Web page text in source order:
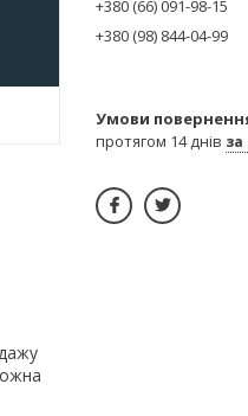
+380 (66) 091-98-15
+380 (98) 844-04-99
протягом 14 днів